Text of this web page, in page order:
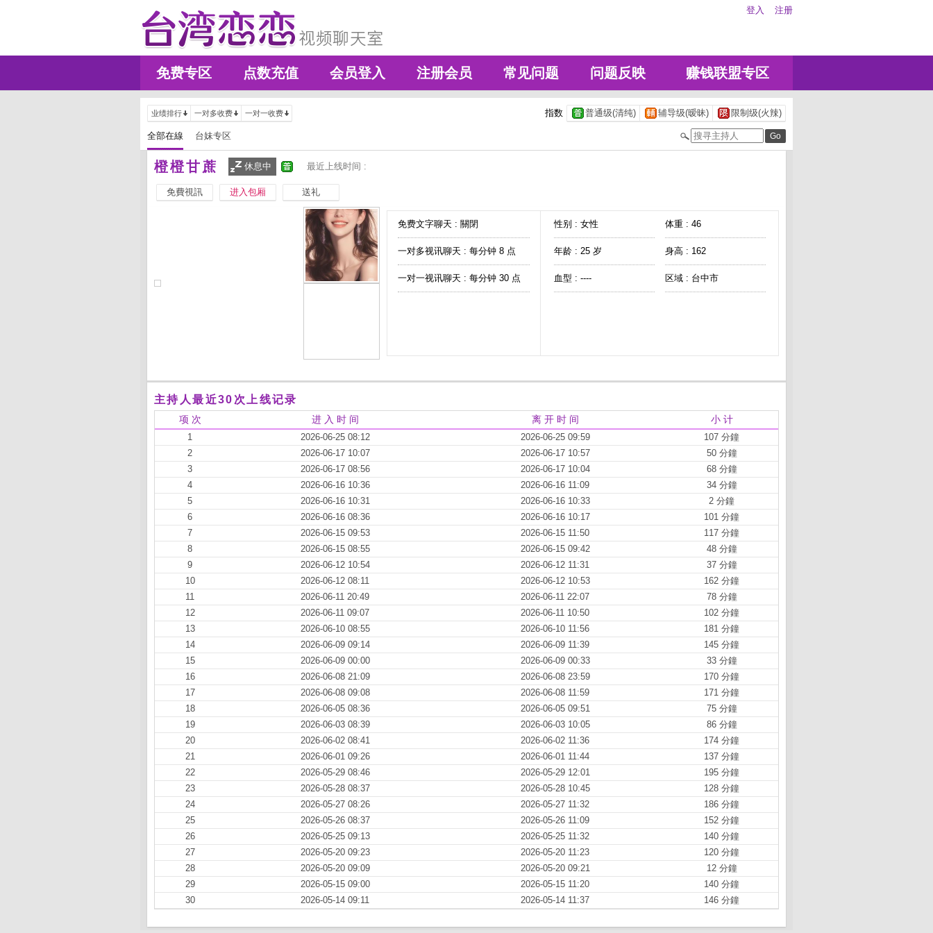
登入 注册
免费专区 点数充值 会员登入 注册会员 常见问题 问题反映 赚钱联盟专区
业绩排行 一对多收费 一对一收费 指数 普通级(清纯) 辅导级(暧昧) 限制级(火辣)
全部在線 台妹专区
橙橙甘蔗 休息中 最近上线时间 :
免費視訊 进入包厢 送礼
免费文字聊天 : 關閉
一对多视讯聊天 : 每分钟 8 点
一对一视讯聊天 : 每分钟 30 点
性别 : 女性 体重 : 46
年龄 : 25 岁 身高 : 162
血型 : ---- 区域 : 台中市
主持人最近30次上线记录
项 次 进 入 时 间 离 开 时 间 小 计
1 2026-06-25 08:12 2026-06-25 09:59
107 分鐘
2
2026-06-17 10:07 2026-06-17 10:57
50 分鐘
3
2026-06-17 08:56 2026-06-17 10:04
68 分鐘
4
2026-06-16 10:36 2026-06-16 11:09
34 分鐘
5
2026-06-16 10:31 2026-06-16 10:33
2 分鐘
6
2026-06-16 08:36 2026-06-16 10:17
101 分鐘
7
2026-06-15 09:53 2026-06-15 11:50
117 分鐘
8
2026-06-15 08:55 2026-06-15 09:42
48 分鐘
9
2026-06-12 10:54 2026-06-12 11:31
37 分鐘
10
2026-06-12 08:11 2026-06-12 10:53
162 分鐘
11
2026-06-11 20:49 2026-06-11 22:07
78 分鐘
12
2026-06-11 09:07 2026-06-11 10:50
102 分鐘
13
2026-06-10 08:55 2026-06-10 11:56
181 分鐘
14
2026-06-09 09:14 2026-06-09 11:39
145 分鐘
15
2026-06-09 00:00 2026-06-09 00:33
33 分鐘
16
2026-06-08 21:09 2026-06-08 23:59
170 分鐘
17
2026-06-08 09:08 2026-06-08 11:59
171 分鐘
18
2026-06-05 08:36 2026-06-05 09:51
75 分鐘
19
2026-06-03 08:39 2026-06-03 10:05
86 分鐘
20
2026-06-02 08:41 2026-06-02 11:36
174 分鐘
21
2026-06-01 09:26 2026-06-01 11:44
137 分鐘
22
2026-05-29 08:46 2026-05-29 12:01
195 分鐘
23
2026-05-28 08:37 2026-05-28 10:45
128 分鐘
24
2026-05-27 08:26 2026-05-27 11:32
186 分鐘
25
2026-05-26 08:37 2026-05-26 11:09
152 分鐘
26
2026-05-25 09:13 2026-05-25 11:32
140 分鐘
27
2026-05-20 09:23 2026-05-20 11:23
120 分鐘
28
2026-05-20 09:09 2026-05-20 09:21
12 分鐘
29
2026-05-15 09:00 2026-05-15 11:20
140 分鐘
30
2026-05-14 09:11 2026-05-14 11:37 146 分鐘